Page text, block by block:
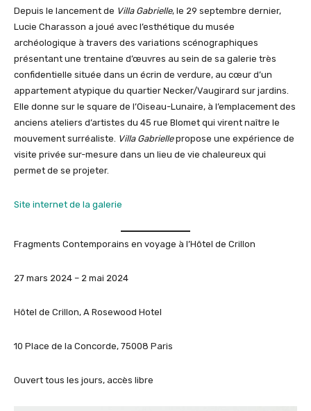
Depuis le lancement de Villa Gabrielle, le 29 septembre dernier,
Lucie Charasson a joué avec l’esthétique du musée
archéologique à travers des variations scénographiques
présentant une trentaine d’œuvres au sein de sa galerie très
confidentielle située dans un écrin de verdure, au cœur d’un
appartement atypique du quartier Necker/Vaugirard sur jardins.
Elle donne sur le square de l’Oiseau-Lunaire, à l’emplacement des
anciens ateliers d’artistes du 45 rue Blomet qui virent naître le
mouvement surréaliste. Villa Gabriellepropose une expérience de
visite privée sur-mesure dans un lieu de vie chaleureux qui
permet de se projeter.
Site internet de la galerie
Fragments Contemporains en voyage à l’Hôtel de Crillon
27 mars 2024 – 2 mai 2024
Hôtel de Crillon, A Rosewood Hotel
10 Place de la Concorde, 75008 Paris
Ouvert tous les jours, accès libre